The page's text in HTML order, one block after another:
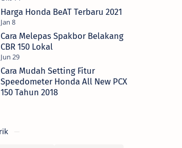
Harga Honda BeAT Terbaru 2021
Cara Melepas Spakbor Belakang
CBR 150 Lokal
Cara Mudah Setting Fitur
Speedometer Honda All New PCX
150 Tahun 2018